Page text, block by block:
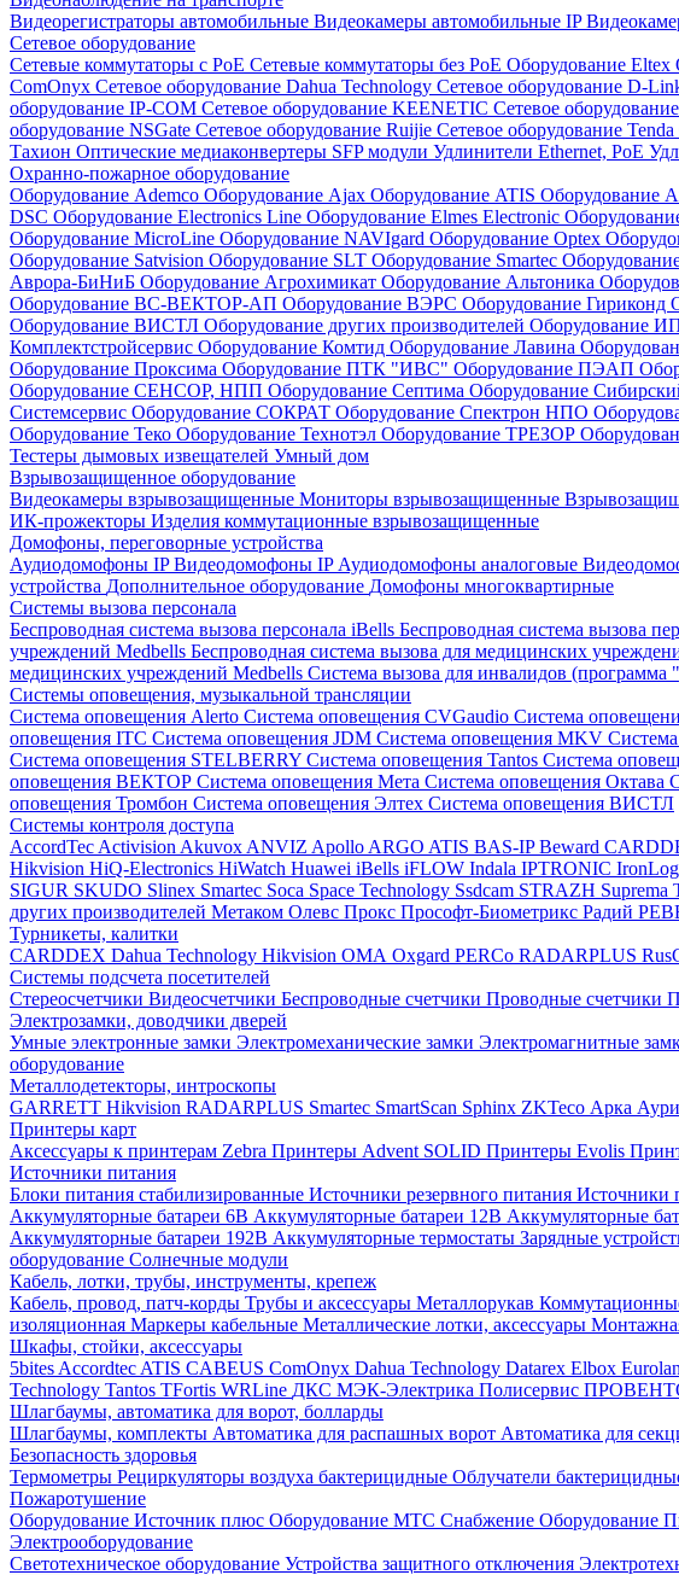
Видеорегистраторы автомобильные Видеокамеры автомобильные IP
Сетевое оборудование
Сетевые коммутаторы с РоЕ Сетевые коммутаторы без РоЕ Оборудование Eltex
ComOnyx Сетевое оборудование Dahua Technology Сетевое оборудование D-
оборудование IP-COM Сетевое оборудование KEENETIC Сетевое
оборудование NSGate Сетевое оборудование Ruijie Сетевое оборудование Tenda
Тахион Оптические медиаконвертеры SFP модули Удлинители Ethernet, PoE
Охранно-пожарное оборудование
Оборудование Ademco Оборудование Ajax Оборудование ATIS Оборудование
DSC Оборудование Electronics Line Оборудование Elmes Electronic
Оборудование MicroLine Оборудование NAVIgard Оборудование Optex
Оборудование Satvision Оборудование SLT Оборудование Smartec
Аврора-БиНиБ Оборудование Агрохимикат Оборудование Альтоника
Оборудование ВС-ВЕКТОР-АП Оборудование ВЭРС Оборудование Гириконд
Оборудование ВИСТЛ Оборудование других производителей Оборудование
Комплектстройсервис Оборудование Комтид Оборудование Лавина
Оборудование Проксима Оборудование ПТК "ИВС" Оборудование ПЭАП
Оборудование СЕНСОР, НПП Оборудование Септима Оборудование
Системсервис Оборудование СОКРАТ Оборудование Спектрон НПО
Оборудование Теко Оборудование Технотэл Оборудование ТРЕЗОР
Тестеры дымовых извещателей Умный дом
Взрывозащищенное оборудование
Видеокамеры взрывозащищенные Мониторы взрывозащищенные
ИК-прожекторы Изделия коммутационные взрывозащищенные
Домофоны, переговорные устройства
Аудиодомофоны IPВидеодомофоны IP Аудиодомофоны аналоговые
устройства Дополнительное оборудование Домофоны многоквартирные
Системы вызова персонала
Беспроводная система вызова персонала iBells Беспроводная система вызова
учреждений Medbells Беспроводная система вызова для медицинских
медицинских учреждений Medbells Система вызова для инвалидов (программа
Системы оповещения, музыкальной трансляции
Система оповещения Alerto Система оповещения CVGaudio Система
оповещения ITC Система оповещения JDM Система оповещения MKV
Система оповещения STELBERRY Система оповещения Tantos Система
оповещения ВЕКТОР Система оповещения Мета Система оповещения Октава
оповещения Тромбон Система оповещения Элтех Система оповещения ВИСТЛ
Системы контроля доступа
AccordTec Activision Akuvox ANVIZ Apollo ARGO ATIS BAS-IPBeward
Hikvision HiQ-Electronics HiWatch Huawei iBells iFLOW Indala IPTRONIC
SIGUR SKUDO Slinex Smartec Soca Space Technology Ssdcam STRAZH Suprema
других производителей Метаком Олевс Прокс Прософт-Биометрикс Радий
Турникеты, калитки
CARDDEX Dahua Technology Hikvision ОМА Oxgard PERCo RADARPLUS
Системы подсчета посетителей
Стереосчетчики Видеосчетчики Беспроводные счетчики Проводные счетчики
Электрозамки, доводчики дверей
Умные электронные замки Электромеханические замки Электромагнитные
оборудование
Металлодетекторы, интроскопы
GARRETT Hikvision RADARPLUS Smartec SmartScan Sphinx ZKTeco Арка
Принтеры карт
Аксессуары к принтерам Zebra Принтеры Advent SOLID Принтеры Evolis
Источники питания
Блоки питания стабилизированные Источники резервного питания Источники
Аккумуляторные батареи 6В Аккумуляторные батареи 12В Аккумуляторные
Аккумуляторные батареи 192В Аккумуляторные термостаты Зарядные
оборудование Солнечные модули
Кабель, лотки, трубы, инструменты, крепеж
Кабель, провод, патч-корды Трубы и аксессуары Металлорукав
изоляционная Маркеры кабельные Металлические лотки, аксессуары
Шкафы, стойки, аксессуары
5bites Accordtec ATIS CABEUS ComOnyx Dahua Technology Datarex Elbox Eurolan
Technology Tantos TFortis WRLine ДКС МЭК-Электрика Полисервис
Шлагбаумы, автоматика для ворот, болларды
Шлагбаумы, комплекты Автоматика для распашных ворот Автоматика для
Безопасность здоровья
Термометры Рециркуляторы воздуха бактерицидные Облучатели
Пожаротушение
Оборудование Источник плюс Оборудование МТС Снабжение Оборудование
Электрооборудование
Светотехническое оборудование Устройства защитного отключения